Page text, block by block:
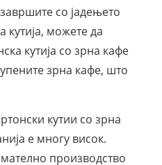
со јадењето
кутија, можете да
кутија со зрна кафе
зрна кафе, што
кутии со зрна
е многу висок.
производство